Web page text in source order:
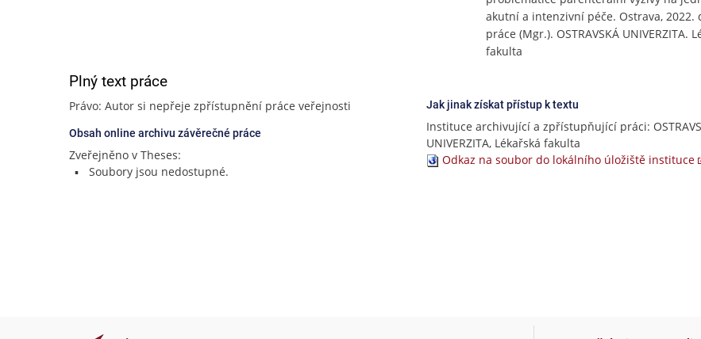
akutní a intenzivní péče. Ostrava, 2022.
práce (Mgr.). OSTRAVSKÁ UNIVERZITA.
fakulta
Plný text práce
Právo: Autor si nepřeje zpřístupnění práce veřejnosti
Obsah online archivu závěrečné práce
Zveřejněno v Theses:
Soubory jsou nedostupné.
Jak jinak získat přístup k textu
Instituce archivující a zpřístupňující práci:
UNIVERZITA, Lékařská fakulta
Odkaz na soubor do lokálního úložiště instituce